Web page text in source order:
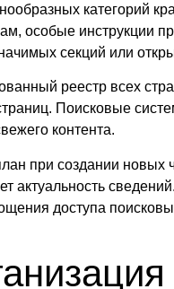
категорий
особые инструкции
секций или
реестр всех
Поисковые
контента.
при создании новых
актуальность
доступа